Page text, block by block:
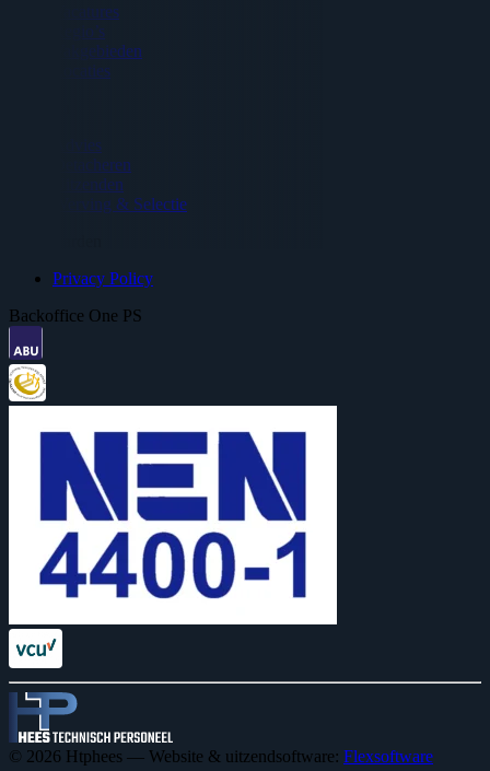
Vacatures
Regio’s
Vakgebieden
Locaties
Advies
Detacheren
Uitzenden
Werving & Selectie
Privacy Policy
Backoffice One PS
© 2026 Htphees — Website & uitzendsoftware: Flexsoftware